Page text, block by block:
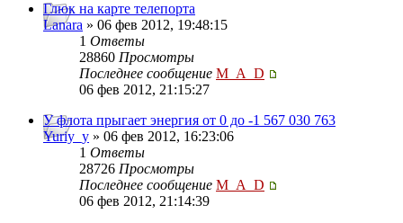
Глюк на карте телепорта
Lanara » 06 фев 2012, 19:48:15
1 Ответы
28860 Просмотры
Последнее сообщение M_A_D
06 фев 2012, 21:15:27
У флота прыгает энергия от 0 до -1 567 030 763
Yuriy_y » 06 фев 2012, 16:23:06
1 Ответы
28726 Просмотры
Последнее сообщение M_A_D
06 фев 2012, 21:14:39